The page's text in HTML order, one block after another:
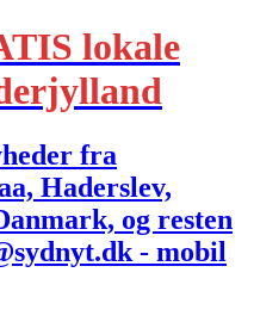
lokale
fra
Haderslev,
og resten
- mobil